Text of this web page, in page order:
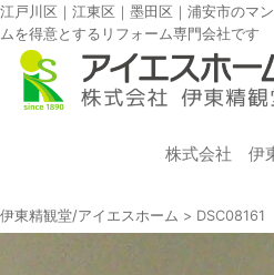
江戸川区｜江東区｜墨田区｜浦安市のマ
ムを得意とするリフォーム専門会社です
株式会社 伊
伊東精観堂/アイエスホーム > DSC08161